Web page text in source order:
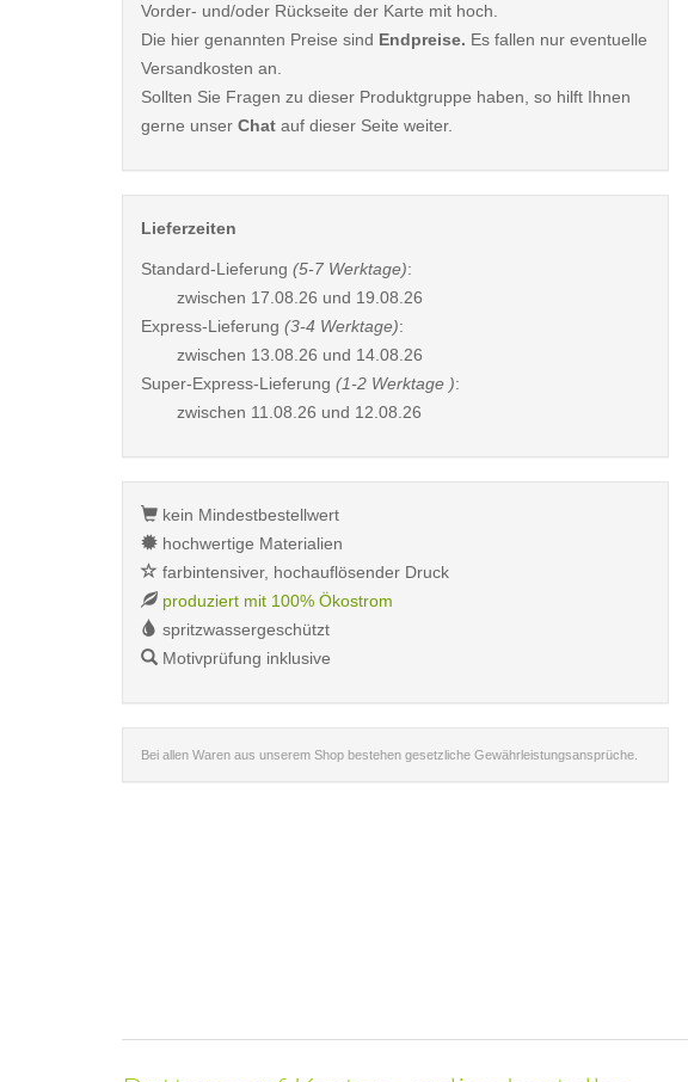
Vorder- und/oder Rückseite der Karte mit hoch.
Die hier genannten Preise sind Endpreise. Es fallen nur eventuelle
Versandkosten an.
Sollten Sie Fragen zu dieser Produktgruppe haben, so hilft Ihnen
gerne unser Chat auf dieser Seite weiter.
Lieferzeiten
Standard-Lieferung (5-7 Werktage):
zwischen 17.08.26 und 19.08.26
Express-Lieferung (3-4 Werktage):
zwischen 13.08.26 und 14.08.26
Super-Express-Lieferung (1-2 Werktage ):
zwischen 11.08.26 und 12.08.26
kein Mindestbestellwert
hochwertige Materialien
farbintensiver, hochauflösender Druck
produziert mit 100% Ökostrom
spritzwassergeschützt
Motivprüfung inklusive
Bei allen Waren aus unserem Shop bestehen gesetzliche Gewährleistungsansprüche.